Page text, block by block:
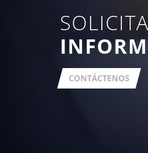
CONTÁCTENOS